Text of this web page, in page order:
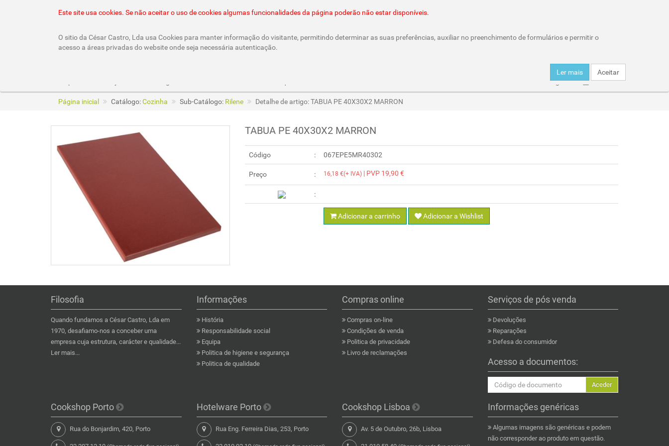
Carro de compras : 0 item
Entregas Horários
Este site usa cookies. Se não aceitar o uso de cookies algumas funcionalidades da página poderão não estar disponíveis.
O sitio da César Castro, Lda usa Cookies para manter informação do visitante, permitindo determinar as suas preferências, auxiliar no preenchimento de formulários e permitir o
acesso a áreas privadas do website onde seja necessária autenticação.
Ler mais Aceitar
Página inicial Catálogo:Cozinha Sub-Catálogo: Rilene Detalhe de artigo: TABUA PE 40X30X2 MARRON
TABUA PE 40X30X2 MARRON
Código 067EPE5MR40302
Preço 16,18 €(+ IVA) | PVP 19,90 €
Adicionar a carrinho Adicionar a Wishlist
Filosofia
Quando fundamos a César Castro, Lda em
1970, desafiamo-nos a conceber uma
empresa cuja estrutura, carácter e qualidade...
Ler mais...
Informações
História
Responsabilidade social
Equipa
Politica de higiene e segurança
Politica de qualidade
Compras online
Compras on-line
Condições de venda
Politica de privacidade
Livro de reclamações
Serviços de pós venda
Devoluções
Reparações
Defesa do consumidor
Acesso a documentos:
Aceder
Cookshop Porto
Rua do Bonjardim, 420, Porto
Hotelware Porto
Rua Eng. Ferreira Dias, 253, Porto
Cookshop Lisboa
Av. 5 de Outubro, 26b, Lisboa
Informações genéricas
Algumas imagens são genéricas e podem
não corresponder ao produto em questão.